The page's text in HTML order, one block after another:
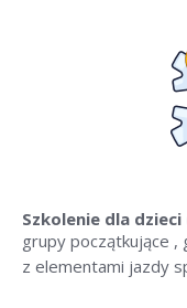
Szkolenie dla
grupy początkujące ,
z elementami jazdy